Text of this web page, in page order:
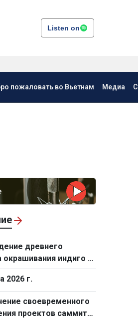
Listen on
пожаловать во Вьетнам Медиа
древнего
окрашивания индиго у
в общине Тасуа
Шонла)
2026 г.
своевременного
проектов саммита